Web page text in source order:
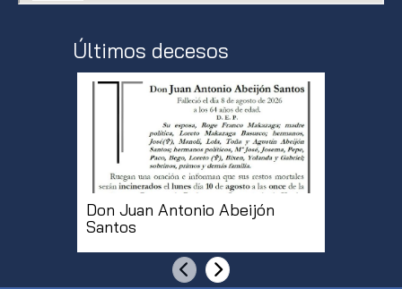
Últimos decesos
Don Juan Antonio Abeijón
Santos
AnteriorSiguiente